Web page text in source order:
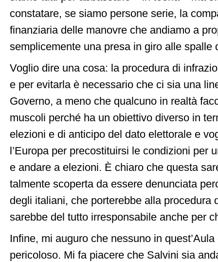
constatare, se siamo persone serie, la
finanziaria delle manovre che andiamo a
semplicemente una presa in giro alle spalle
Voglio dire una cosa: la procedura di
e per evitarla è necessario che ci sia una
Governo, a meno che qualcuno in realtà
muscoli perché ha un obiettivo diverso in
elezioni e di anticipo del dato elettorale e
l’Europa per precostituirsi le condizioni per
e andare a elezioni. È chiaro che questa
talmente scoperta da essere denunciata
degli italiani, che porterebbe alla procedura
sarebbe del tutto irresponsabile anche per
Infine, mi auguro che nessuno in
pericoloso. Mi fa piacere che Salvini sia